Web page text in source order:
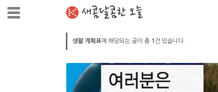
새콤달콤한 오늘
생활 계획표에 해당되는 글이 총 1 건 있습니다.